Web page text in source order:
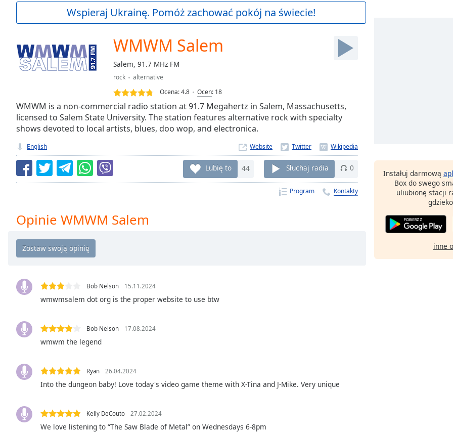
Current
Loaded:
0.00%
Seek to
currently
behind
Remaining
Time-
Chapters
Chapters
descriptions
off
Subtitles
opens
subtitles
dialog
subtitles
Wspieraj Ukrainę. Pomóż zachować pokój na świecie!
WMWM Salem
Salem, 91.7 MHz FM
rock
alternative
Ocena:4.8 Ocen: 18
WMWM is a non-commercial radio station at 91.7 Megahertz in Salem, Massachusetts,
licensed to Salem State University. The station features alternative rock with specialty
shows devoted to local artists, blues, doo wop, and electronica.
English Website
Lubię to 44 Słuchaj radia 0
Program Kontakty
Opinie WMWM Salem
Bob Nelson 15.11.2024
wmwmsalem dot org is the proper website to use btw
Bob Nelson 17.08.2024
wmwm the legend
Ryan 26.04.2024
Into the dungeon baby! Love today's video game theme with X-Tina and J-Mike. Very unique
Kelly DeCouto 27.02.2024
We love listening to “The Saw Blade of Metal” on Wednesdays 6-8pm
Instałuj darmową
Box do swego
uliubionę stacji
inne